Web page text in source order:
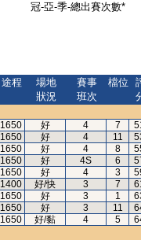
冠-亞-季-總出賽次數*
途程
場地
狀況
賽事
班次
檔位
1650 好 4 7
1650 好 4 11
1650 好 4 8
1650 好 4S 6
1650 好 4 3
1400 好/快 3 7
1650 好 3 1
1650 好 3 11
1650 好/黏 4 5